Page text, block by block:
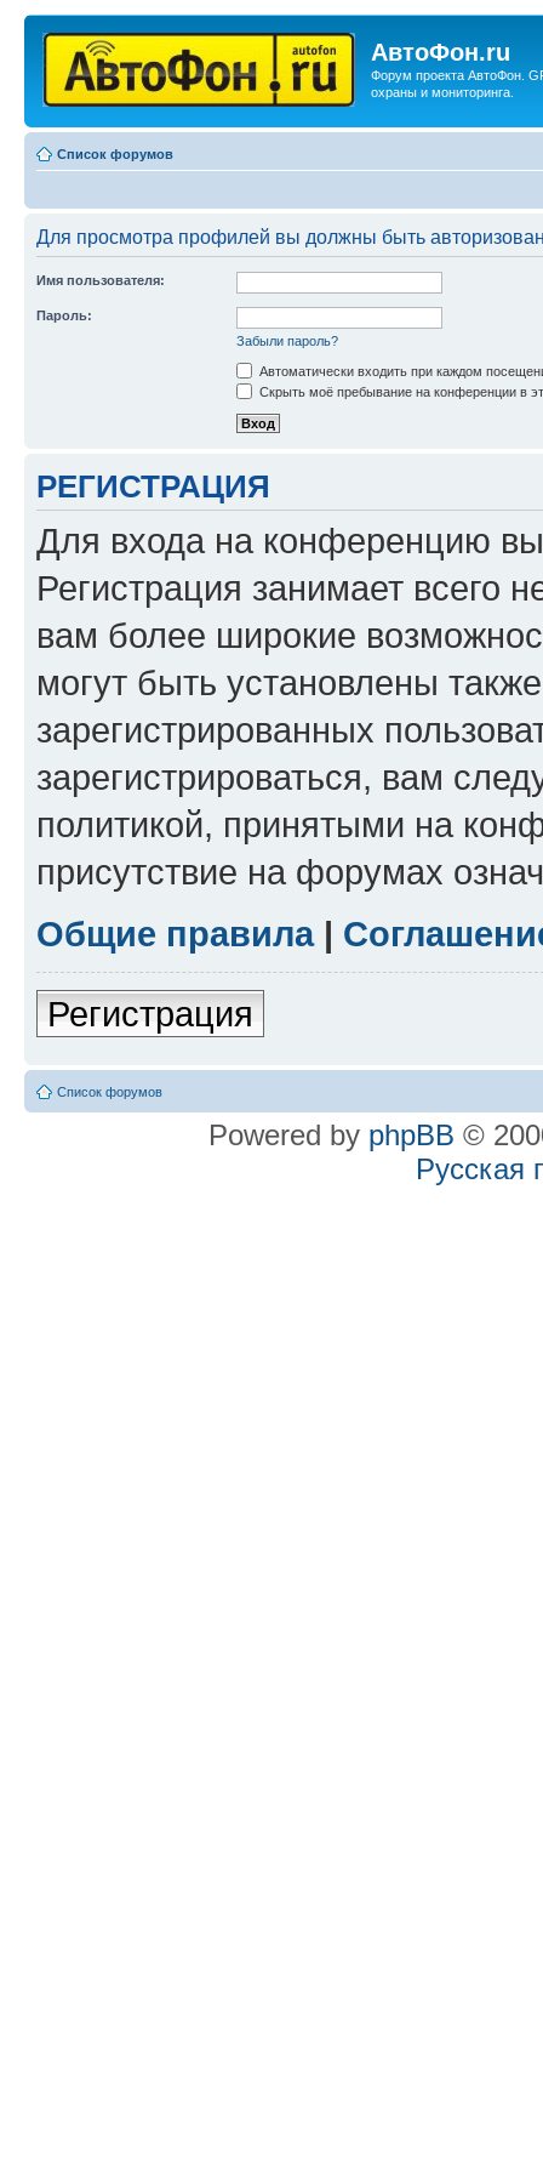
АвтоФон.ru
Форум проекта АвтоФон.
охраны и мониторинга.
Список форумов
Для просмотра профилей вы должны быть
Имя пользователя:
Пароль:
Забыли пароль?
Автоматически входить при каждом
Скрыть моё пребывание на конференции в
РЕГИСТРАЦИЯ
Для входа на конференцию
Регистрация занимает всего
вам более широкие
могут быть установлены
зарегистрированных
зарегистрироваться, вам
политикой, принятыми на
присутствие на форумах
Общие правила|
Регистрация
Список форумов
Powered by phpBB ©
Русская